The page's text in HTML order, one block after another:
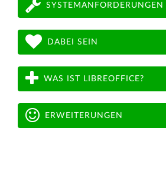
SYSTEMANFORDERUNGEN
DABEI SEIN
WAS IST LIBREOFFICE?
ERWEITERUNGEN